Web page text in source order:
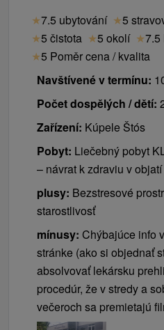
★7.5 ubytování ★5
★5 čistota ★5 okolí ★7.5
★5 Poměr cena / kvalita
Navštívené v termínu:
Počet dospělých / dětí:
Zařízení: Kúpele Štós
Pobyt: Liečebný pobyt
– návrat k zdraviu v
plusy: Bezstresové
starostlivosť
mínusy: Chýbajúce info
stránke (ako si objednať
absolvovať lekársku
procedúr, že v stredy a
večeroch sa premietajú